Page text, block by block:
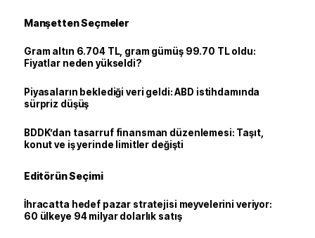
Manşetten Seçmeler
Gram altın 6.704 TL, gram gümüş 99.70 TL oldu:
Fiyatlar neden yükseldi?
Piyasaların beklediği veri geldi: ABD istihdamında
sürpriz düşüş
BDDK’dan tasarruf finansman düzenlemesi: Taşıt,
konut ve iş yerinde limitler değişti
Editörün Seçimi
İhracatta hedef pazar stratejisi meyvelerini veriyor:
60 ülkeye 94 milyar dolarlık satış